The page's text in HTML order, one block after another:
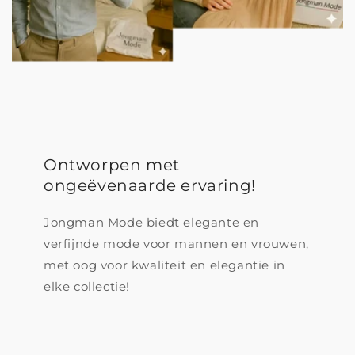
Ontworpen met
ongeëvenaarde ervaring!
Jongman Mode biedt elegante en
verfijnde mode voor mannen en vrouwen,
met oog voor kwaliteit en elegantie in
elke collectie!